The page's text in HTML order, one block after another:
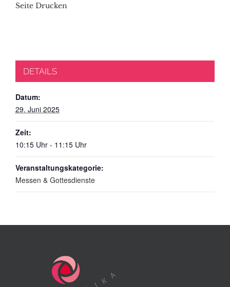
Seite Drucken
DETAILS
Datum:
29. Juni 2025
Zeit:
10:15 Uhr - 11:15 Uhr
Veranstaltungskategorie:
Messen & Gottesdienste